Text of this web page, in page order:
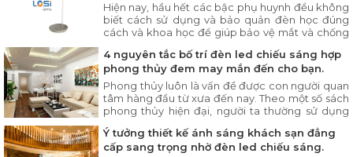
Hiện nay, hầu hết các bậc phụ huynh đều không
biết cách sử dụng và bảo quản đèn học đúng
cách và khoa học để giúp bảo vệ mắt và chống
4 nguyên tắc bố trí đèn led chiếu sáng hợp
phong thủy đem may mắn đến cho bạn.
Phong thủy luôn là vấn đề được con người quan
tâm hàng đầu từ xưa đến nay. Theo một số sách
phong thủy hiện đại, người ta thường sử dụng
Ý tưởng thiết kế ánh sáng khách sạn đẳng
cấp sang trọng nhờ đèn led chiếu sáng.